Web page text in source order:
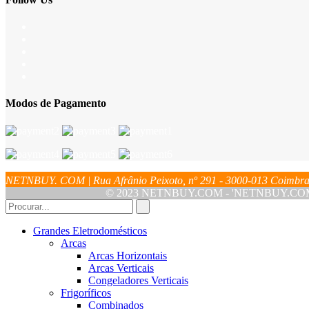
Modos de Pagamento
NETNBUY. COM | Rua Afrânio Peixoto, nº 291 - 3000-013
© 2023 NETNBUY.COM -
Grandes Eletrodomésticos
Arcas
Arcas Horizontais
Arcas Verticais
Congeladores Verticais
Frigoríficos
Combinados